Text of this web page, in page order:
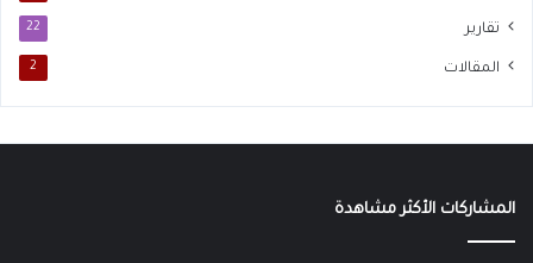
تقارير 22
المقالات 2
المشاركات الأكثر مشاهدة